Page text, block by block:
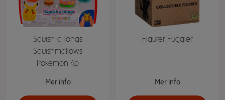
Squish-a-longs
Squishmallows
Pokemon 4p
Mer info
Figurer Fuggler
Mer info